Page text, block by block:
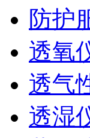
防护
透氧
透气
透湿